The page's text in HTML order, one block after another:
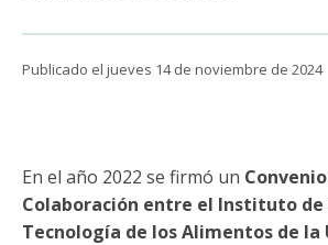
Publicado el jueves 14 de noviembre de 2024
En el año 2022 se firmó un
Colaboración entre el Instituto
Tecnología de los Alimentos de la